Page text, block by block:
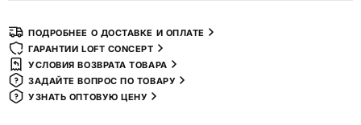
ПОДРОБНЕЕ О ДОСТАВКЕ И ОПЛАТЕ
ГАРАНТИИ LOFT CONCEPT
УСЛОВИЯ ВОЗВРАТА ТОВАРА
ЗАДАЙТЕ ВОПРОС ПО ТОВАРУ
УЗНАТЬ ОПТОВУЮ ЦЕНУ